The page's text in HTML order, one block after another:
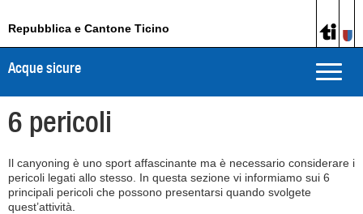
Repubblica e Cantone Ticino
Toggle
Acque sicure
6 pericoli
Il canyoning è uno sport affascinante ma è necessario considerare i
pericoli legati allo stesso. In questa sezione vi informiamo sui 6
principali pericoli che possono presentarsi quando svolgete
quest’attività.